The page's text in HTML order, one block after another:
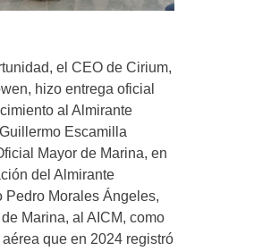
el CEO de Cirium,
hizo entrega oficial
al Almirante
Escamilla
Mayor de Marina, en
del Almirante
Pedro Morales Ángeles,
Marina, al AICM, como
aérea que en 2024 registró